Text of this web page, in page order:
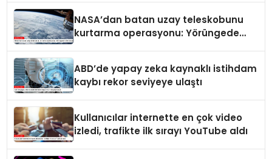
NASA’dan batan uzay teleskobunu
kurtarma operasyonu: Yörüngede
ABD’de yapay zeka kaynaklı istihdam
kaybı rekor seviyeye ulaştı
Kullanıcılar internette en çok video
izledi, trafikte ilk sırayı YouTube aldı